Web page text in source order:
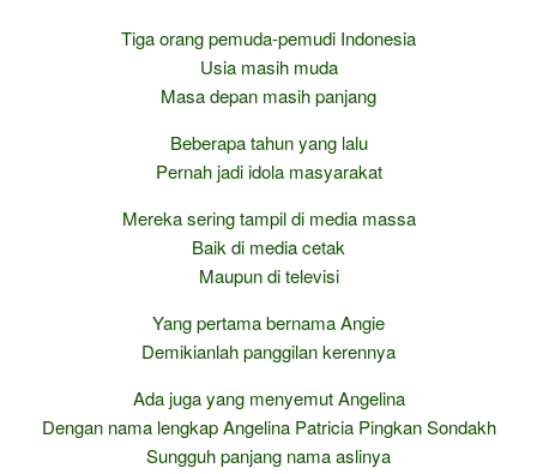
Tiga orang pemuda-pemudi Indonesia
Usia masih muda
Masa depan masih panjang
Beberapa tahun yang lalu
Pernah jadi idola masyarakat
Mereka sering tampil di media massa
Baik di media cetak
Maupun di televisi
Yang pertama bernama Angie
Demikianlah panggilan kerennya
Ada juga yang menyemut Angelina
Dengan nama lengkap Angelina Patricia Pingkan Sondakh
Sungguh panjang nama aslinya